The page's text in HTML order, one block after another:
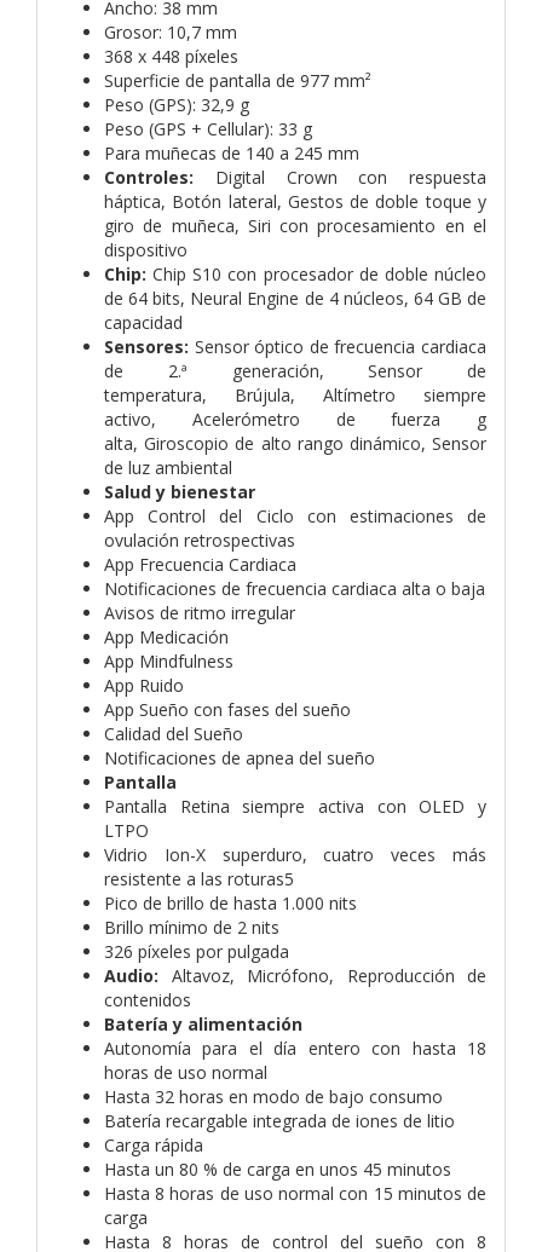
Ancho: 38 mm
Grosor: 10,7 mm
368 x 448 píxeles
Superficie de pantalla de 977 mm²
Peso (GPS): 32,9 g
Peso (GPS + Cellular): 33 g
Para muñecas de 140 a 245 mm
Controles: Digital Crown con respuesta
háptica, Botón lateral, Gestos de doble toque y
giro de muñeca, Siri con procesamiento en el
dispositivo
Chip: Chip S10 con procesador de doble núcleo
de 64 bits, Neural Engine de 4 núcleos, 64 GB de
capacidad
Sensores: Sensor óptico de frecuencia cardiaca
de 2.ª generación, Sensor de
temperatura, Brújula, Altímetro siempre
activo, Acelerómetro de fuerza g
alta, Giroscopio de alto rango dinámico, Sensor
de luz ambiental
Salud y bienestar
App Control del Ciclo con estimaciones de
ovulación retrospectivas
App Frecuencia Cardiaca
Notificaciones de frecuencia cardiaca alta o baja
Avisos de ritmo irregular
App Medicación
App Mindfulness
App Ruido
App Sueño con fases del sueño
Calidad del Sueño
Notificaciones de apnea del sueño
Pantalla
Pantalla Retina siempre activa con OLED y
LTPO
Vidrio Ion-X superduro, cuatro veces más
resistente a las roturas5
Pico de brillo de hasta 1.000 nits
Brillo mínimo de 2 nits
326 píxeles por pulgada
Audio: Altavoz, Micrófono, Reproducción de
contenidos
Batería y alimentación
Autonomía para el día entero con hasta 18
horas de uso normal
Hasta 32 horas en modo de bajo consumo
Batería recargable integrada de iones de litio
Carga rápida
Hasta un 80 % de carga en unos 45 minutos
Hasta 8 horas de uso normal con 15 minutos de
carga
Hasta 8 horas de control del sueño con 8